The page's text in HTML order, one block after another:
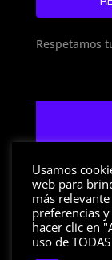
Respetamos
Usamos
web para
más
preferencias
hacer clic en
uso de